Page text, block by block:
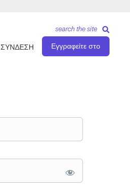
ΣΥΝΔΕΣΗ Εγγραφείτε στο
search the site